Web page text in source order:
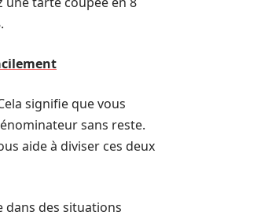
signifie que vous
sans reste.
aide à diviser ces deux
dans des situations